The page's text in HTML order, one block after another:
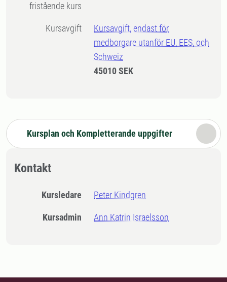
fristående kurs
Kursavgift
Kursavgift, endast för
medborgare utanför EU, EES, och
Schweiz
45010 SEK
Kursplan och Kompletterande uppgifter
Kontakt
Kursledare Peter Kindgren
Kursadmin Ann Katrin Israelsson